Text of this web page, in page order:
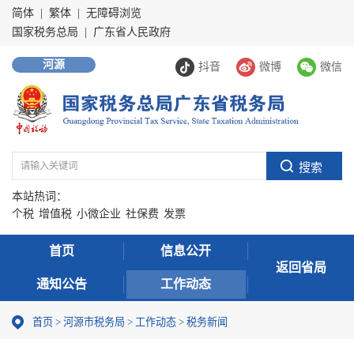
简体 繁体
无障碍浏览
国家税务总局
广东省人民政府
抖音 微博 微信
河源
本站热词：
个税 增值税 小微企业 社保费 发票
首页 信息公开
通知公告 工作动态
返回省局
首页 > 河源市税务局 > 工作动态 > 税务新闻